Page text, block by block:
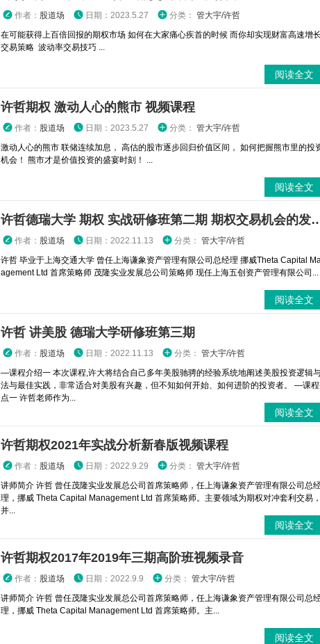
作者： 股道场 日期：2023.5.27 分类： 管大宇/许哲
在可能获得上百倍回报的期权市场 如何在大家痛心疾首的时候 而你却实现财富高速增
交易策略 波动率交易技巧 ...
阅读全文
许哲期权 激动人心的熊市 视频课程
作者： 股道场 日期：2023.5.27 分类： 管大宇/许哲
激动人心的熊市 联储连续加息， 高估的股市逐步回归价值区间， 如何把握熊市里的投
机会！ 熊市才是价值投资的盛宴时刻！ ...
阅读全文
许哲德瑞大学 期权 实战研修班第二期
作者： 股道场 日期：2022.11.13 分类： 管大宇/许哲
许哲 毕业于上海交通大学 曾任上海谦象资产管理有限公司总经理 挪威Theta Capital
agement Ltd 首席策略师 茂隆实业发展总公司策略师 现任上海五创资产管理有限公司...
阅读全文
许哲 讲美股 德瑞大学研修班第三期
作者： 股道场 日期：2022.11.13 分类： 管大宇/许哲
—课程介绍一 本次课程,许大将结合自己多年美股驰骋的经验系统地阐述美股投资逻辑
法与最佳实践，非常适合对美股有兴趣，但不知如何开始、如何进阶的投资者。 —课
点一 许哲老师作为...
阅读全文
许哲期权2021年实战分析新春版视频课程
作者： 股道场 日期：2022.9.29 分类： 管大宇/许哲
讲师简介 许哲 曾任茂隆实业发展总公司首席策略师，任上海谦象资产管理有限公司总
理，挪威 Theta Capital Management Ltd 首席策略师。主要领域为期权对冲套利交易，
并...
阅读全文
许哲期权2017年2019年三期高阶班视频录音
作者： 股道场 日期：2022.9.9 分类： 管大宇/许哲
讲师简介 许哲 曾任茂隆实业发展总公司首席策略师，任上海谦象资产管理有限公司总
理，挪威 Theta Capital Management Ltd 首席策略师。主...
阅读全文